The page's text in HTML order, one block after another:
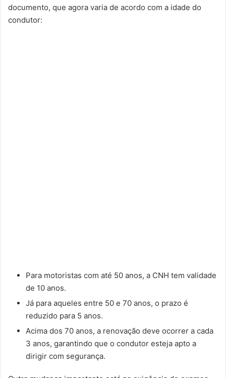
documento, que agora varia de acordo com a idade do
condutor:
Para motoristas com até 50 anos, a CNH tem validade
de 10 anos.
Já para aqueles entre 50 e 70 anos, o prazo é
reduzido para 5 anos.
Acima dos 70 anos, a renovação deve ocorrer a cada
3 anos, garantindo que o condutor esteja apto a
dirigir com segurança.